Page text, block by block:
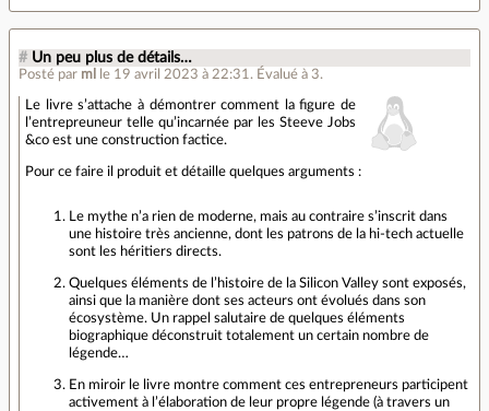
# Un peu plus de détails…
Posté par ml le 19 avril 2023 à 22:31 . Évalué à 3.
Le livre s’attache à démontrer comment la figure de
l’entrepreuneur telle qu’incarnée par les Steeve Jobs
&co est une construction factice.
Pour ce faire il produit et détaille quelques arguments :
Le mythe n’a rien de moderne, mais au contraire s’inscrit dans
une histoire très ancienne, dont les patrons de la hi-tech actuelle
sont les héritiers directs.
Quelques éléments de l’histoire de la Silicon Valley sont exposés,
ainsi que la manière dont ses acteurs ont évolués dans son
écosystème. Un rappel salutaire de quelques éléments
biographique déconstruit totalement un certain nombre de
légende…
En miroir le livre montre comment ces entrepreneurs participent
activement à l’élaboration de leur propre légende (à travers un